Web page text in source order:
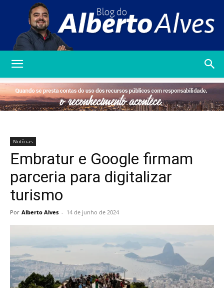
Alberto
Notícias
Embratur e Google firmam
parceria para digitalizar
turismo
Por Alberto Alves - 14 de junho de 2024